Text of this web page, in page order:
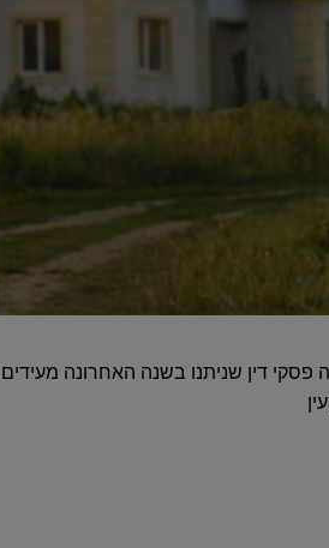
פסקי דין שניתנו בשנה האחרונה